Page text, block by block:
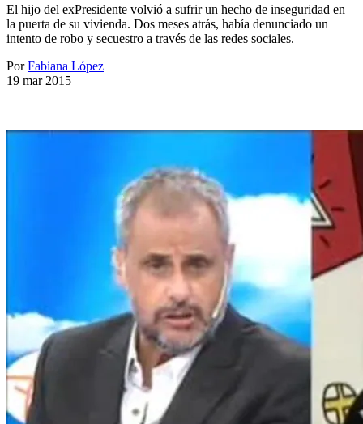
El hijo del exPresidente volvió a sufrir un hecho de inseguridad en
la puerta de su vivienda. Dos meses atrás, había denunciado un
intento de robo y secuestro a través de las redes sociales.
PorFabiana López
19 mar 2015